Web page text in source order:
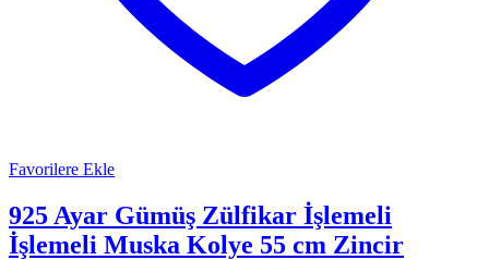
Favorilere Ekle
925 Ayar Gümüş Zülfikar İşlemeli
İşlemeli Muska Kolye 55 cm Zincir